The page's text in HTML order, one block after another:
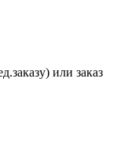
или заказ